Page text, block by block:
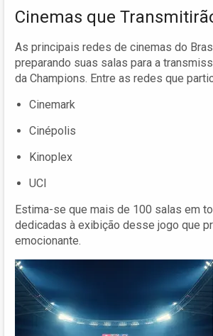
Cinemas que
As principais redes de cinemas do
preparando suas salas para a
da Champions. Entre as redes que
Cinemark
Cinépolis
Kinoplex
UCI
Estima-se que mais de 100 salas em
dedicadas à exibição desse jogo que
emocionante.